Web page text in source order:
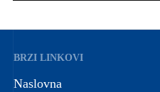
BRZI LINKOVI
Naslovna